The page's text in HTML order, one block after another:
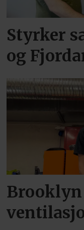
Styrker
og